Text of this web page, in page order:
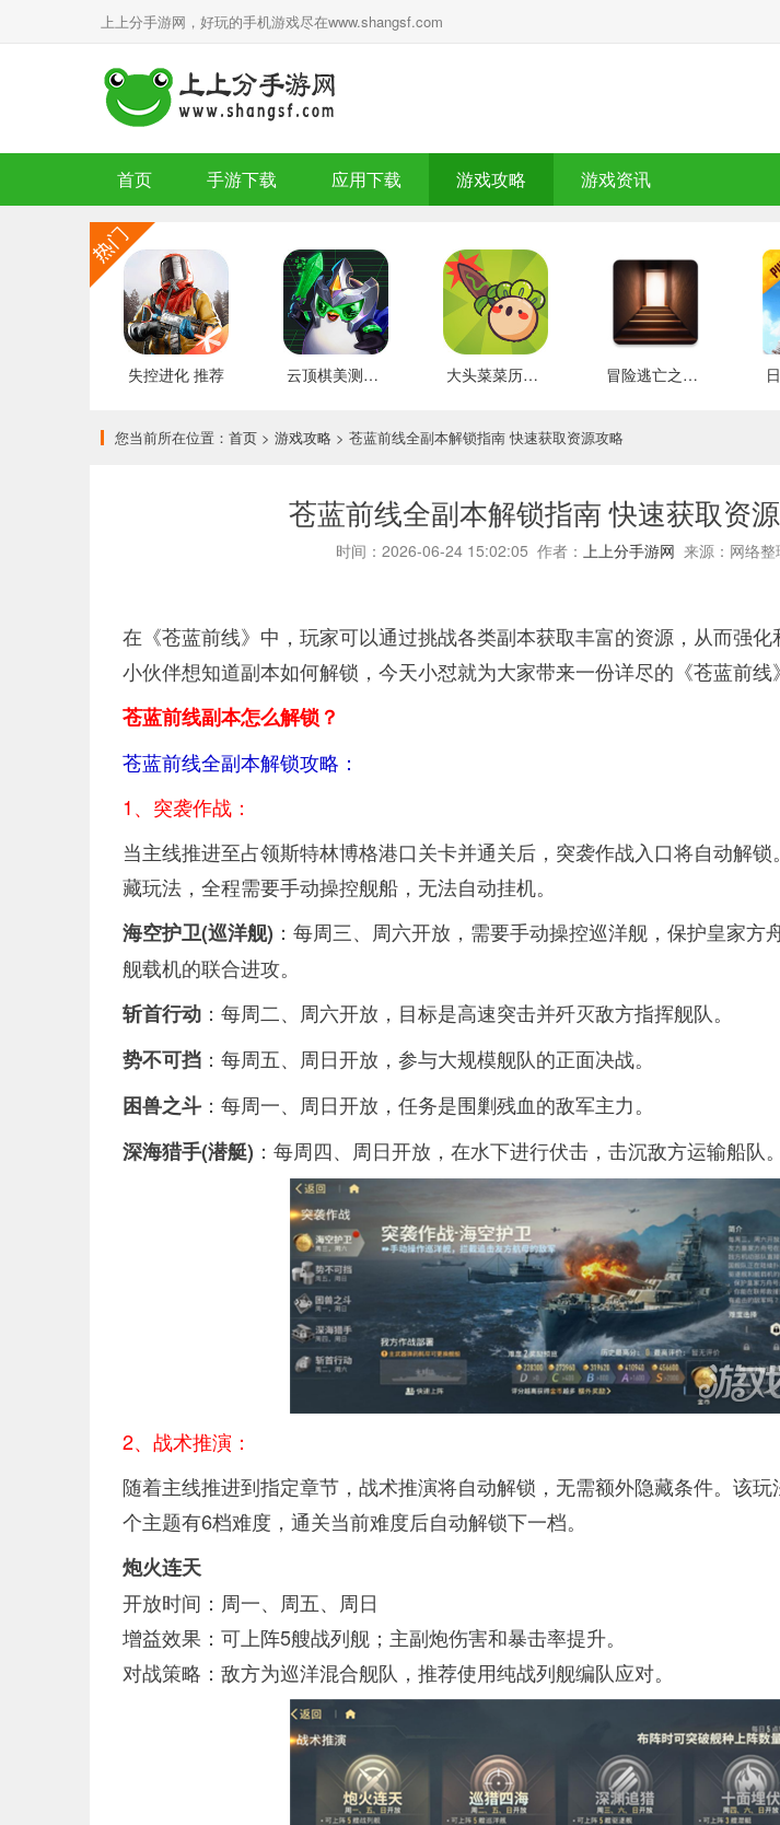
上上分手游网，好玩的手机游戏尽在www.shangsf.com
首页 手游下载 应用下载 游戏攻略 游戏资讯
失控进化 推荐 云顶棋美测服 最新版 大头菜菜历险记 好玩的 冒险逃亡之谜 推荐
您当前所在位置： 首页 > 游戏攻略 > 苍蓝前线全副本解锁指南 快速获取资源攻略
苍蓝前线全副本解锁指南 快速获取资
时间：2026-06-24 15:02:05 作者： 上上分手游网 来源：网络整
在《苍蓝前线》中，玩家可以通过挑战各类副本获取丰富的资源，从而强
小伙伴想知道副本如何解锁，今天小怼就为大家带来一份详尽的《苍蓝前线
苍蓝前线副本怎么解锁？
苍蓝前线全副本解锁攻略：
1、突袭作战：
当主线推进至占领斯特林博格港口关卡并通关后，突袭作战入口将自动解
藏玩法，全程需要手动操控舰船，无法自动挂机。
海空护卫(巡洋舰) ：每周三、周六开放，需要手动操控巡洋舰，保护皇家方
舰载机的联合进攻。
斩首行动 ：每周二、周六开放，目标是高速突击并歼灭敌方指挥舰队。
势不可挡 ：每周五、周日开放，参与大规模舰队的正面决战。
困兽之斗 ：每周一、周日开放，任务是围剿残血的敌军主力。
深海猎手(潜艇) ：每周四、周日开放，在水下进行伏击，击沉敌方运输船队。
2、战术推演：
随着主线推进到指定章节，战术推演将自动解锁，无需额外隐藏条件。该
个主题有6档难度，通关当前难度后自动解锁下一档。
炮火连天
开放时间：周一、周五、周日
增益效果：可上阵5艘战列舰；主副炮伤害和暴击率提升。
对战策略：敌方为巡洋混合舰队，推荐使用纯战列舰编队应对。